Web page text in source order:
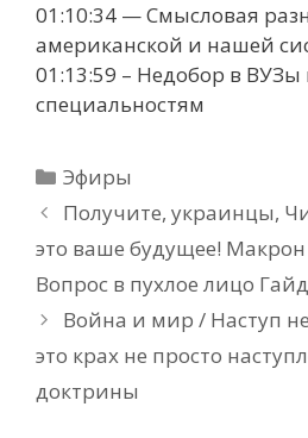
01:10:34 — Смысловая
американской и нашей
01:13:59 – Недобор в
специальностям
Рубрики
Эфиры
Получите, украинцы,
это ваше будущее!
Вопрос в пухлое лицо
Война и мир / Наступ
это крах не просто
доктрины